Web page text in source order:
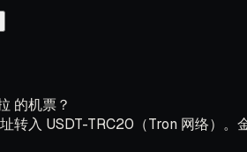
的机票？
转入 USDT-TRC20（Tron 网络）